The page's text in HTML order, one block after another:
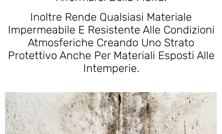
Inoltre Rende Qualsiasi Materiale
Impermeabile E Resistente Alle Condizioni
Atmosferiche Creando Uno Strato
Protettivo Anche Per Materiali Esposti Alle
Intemperie.